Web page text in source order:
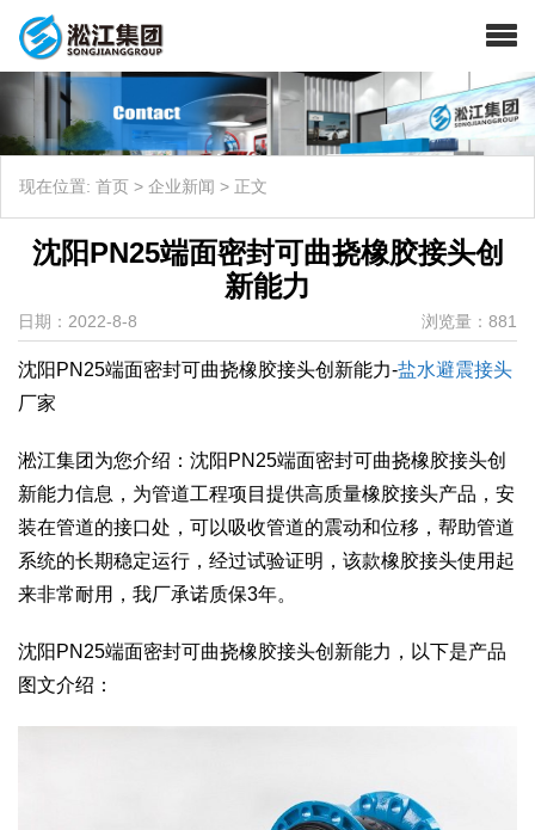
现在位置: 首页 > 企业新闻 > 正文
​沈阳PN25端面密封可曲挠橡胶接头创
新能力
日期：2022-8-8 浏览量：881
​沈阳PN25端面密封可曲挠橡胶接头创新能力-盐水避震接头
厂家
淞江集团为您介绍：沈阳PN25端面密封可曲挠橡胶接头创
新能力信息，为管道工程项目提供高质量橡胶接头产品，安
装在管道的接口处，可以吸收管道的震动和位移，帮助管道
系统的长期稳定运行，经过试验证明，该款橡胶接头使用起
来非常耐用，我厂承诺质保3年。
沈阳PN25端面密封可曲挠橡胶接头创新能力，以下是产品
图文介绍：